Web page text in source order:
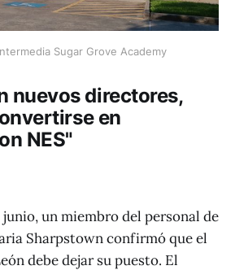
Sugar Grove Academy
nuevos directores,
en
NES"
junio, un miembro del personal de
Sharpstown confirmó que el
debe dejar su puesto. El